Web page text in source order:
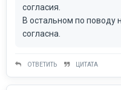
согласия.
В остальном по поводу
согласна.
ОТВЕТИТЬ ЦИТАТА